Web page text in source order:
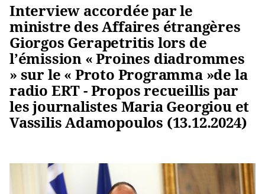
Interview accordée par le
ministre des Affaires étrangères
Giorgos Gerapetritis lors de
l’émission « Proines diadrommes
» sur le « Proto Programma »de la
radio ERT - Propos recueillis par
les journalistes Maria Georgiou et
Vassilis Adamopoulos (13.12.2024)